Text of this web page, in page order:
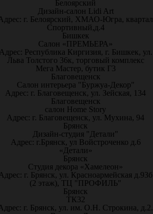
Белоярский
Дизайн-салон Lidi Art
г. Белоярский, ХМАО-Югра, квартал
Спортивный,д.4
Бишкек
Салон «ПРЕМЬЕРА»
Республика Киргизия, г. Бишкек, ул.
Льва Толстого 36к, торговый комплекс
Мега Мастер, бутик Г3
Благовещенск
Салон интерьера "Буржуа-Декор"
Адрес: г. Благовещенск, ул. Зейская, 134
Благовещенск
салон Home Story
Адрес: г. Благовещенск, ул. Мухина, 94
Брянск
Дизайн-студия "Детали"
Адрес: г.Брянск, ул Войстроченко д.6
«Детали»
Брянск
Студия декора «Хамелеон»
г. Брянск, ул. Красноармейская д.93б
(2 этаж), ТЦ "ПРОФИЛЬ"
Брянск
ТК32
г. Брянск, ул. им. О.Н. Строкина, д.2.